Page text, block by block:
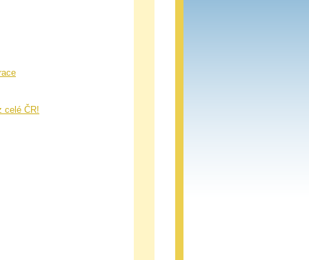
celé ČR!